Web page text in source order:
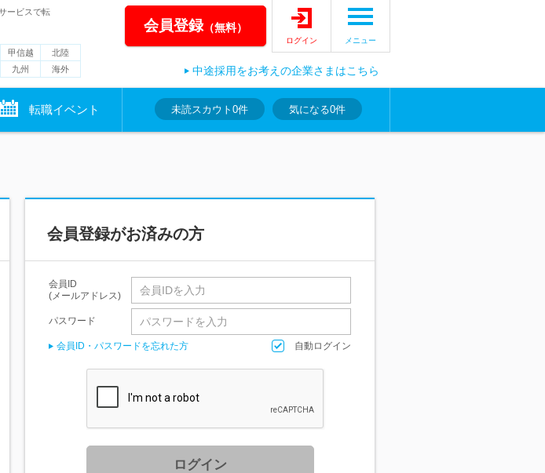
ービスで転
甲信越
北陸
九州 海外
会員登録（無料）
ログイン メニュー
中途採用をお考えの企業さまはこちら
転職イベント 未読スカウト 0件 気になる0件
会員登録がお済みの方
会員ID
(メールアドレス)
パスワード
会員ID・パスワードを忘れた方 自動ログイン
ログイン